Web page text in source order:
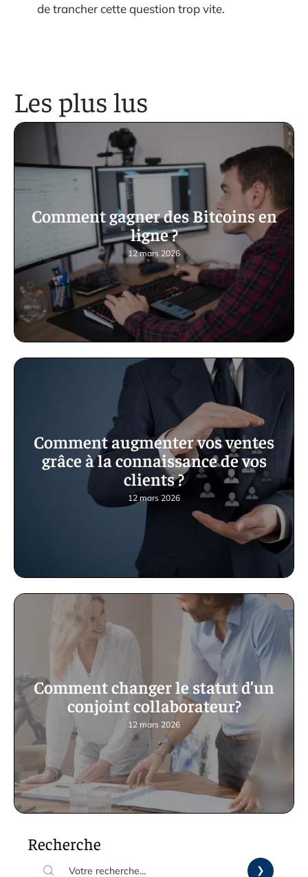
de trancher cette question trop vite.
Les plus lus
Comment gagner des Bitcoins en
ligne ?
12 mars 2026
Comment augmenter vos ventes
grâce à la connaissance de vos
clients ?
12 mars 2026
Comment changer le statut d’un
conjoint collaborateur?
12 mars 2026
Recherche